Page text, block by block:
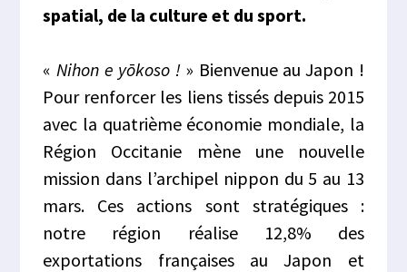
spatial, de la culture et du sport.
« Nihon e yōkoso !» Bienvenue au Japon !
Pour renforcer les liens tissés depuis 2015
avec la quatrième économie mondiale, la
Région Occitanie mène une nouvelle
mission dans l’archipel nippon du 5 au 13
mars. Ces actions sont stratégiques :
notre région réalise 12,8% des
exportations françaises au Japon et